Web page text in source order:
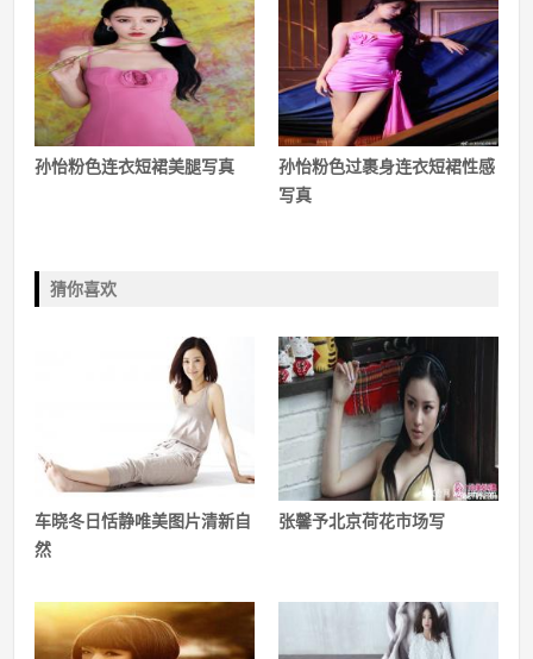
孙怡粉色连衣短裙美腿写真
孙怡粉色过裹身连衣短裙性感
写真
猜你喜欢
车晓冬日恬静唯美图片清新自
然
张馨予北京荷花市场写